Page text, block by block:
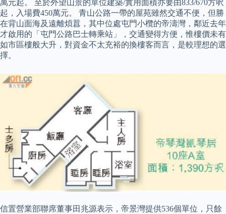
萬元起。 至於外望山景的單位建築/實用面積亦要由833/670方呎
起，入場費450萬元。 青山公路一帶的屋苑雖然交通不便，但勝
在背山面海及遠離煩囂，其中位處屯門小欖的帝濤灣，鄰近去年
才啟用的「屯門公路巴士轉乘站」，交通變得方便，惟樓價未有
如市區樓般大升，對資金不太充裕的換樓客而言，是較理想的選
擇。
信置營業部聯席董事田兆源表示，帝景灣提供536個單位，只餘